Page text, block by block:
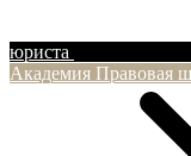
юриста
Академия Правовая